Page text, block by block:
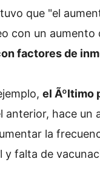
que "el
con un
factores de
el Ãºltimo
anterior, hace un
la
y falta de